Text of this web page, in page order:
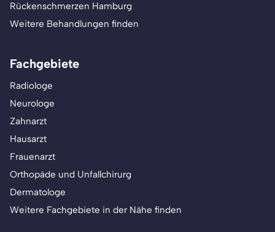
Rückenschmerzen Hamburg
Weitere Behandlungen finden
Fachgebiete
Radiologe
Neurologe
Zahnarzt
Hausarzt
Frauenarzt
Orthopäde und Unfallchirurg
Dermatologe
Weitere Fachgebiete in der Nähe finden